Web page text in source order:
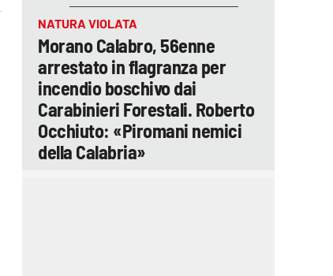
NATURA VIOLATA
Morano Calabro, 56enne
arrestato in flagranza per
incendio boschivo dai
Carabinieri Forestali. Roberto
Occhiuto: «Piromani nemici
della Calabria»